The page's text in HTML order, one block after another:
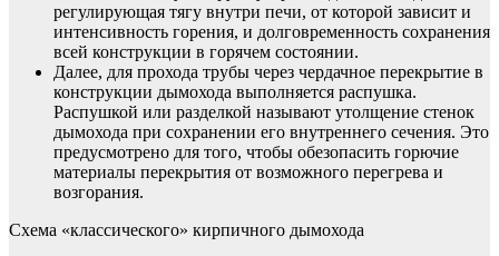
регулирующая тягу внутри печи, от которой зависит и
интенсивность горения, и долговременность сохранения
всей конструкции в горячем состоянии.
Далее, для прохода трубы через чердачное перекрытие в
конструкции дымохода выполняется распушка.
Распушкой или разделкой называют утолщение стенок
дымохода при сохранении его внутреннего сечения. Это
предусмотрено для того, чтобы обезопасить горючие
материалы перекрытия от возможного перегрева и
возгорания.
Схема «классического» кирпичного дымохода